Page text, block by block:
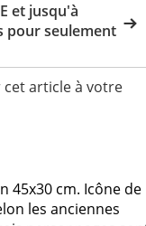
et jusqu'à
pour seulement
article à votre
45x30 cm. Icône de
les anciennes